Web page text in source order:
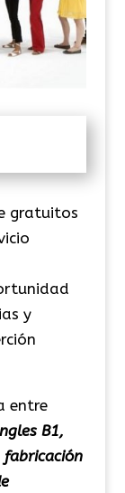
gratuitos
y
entre
B1,
fabricación